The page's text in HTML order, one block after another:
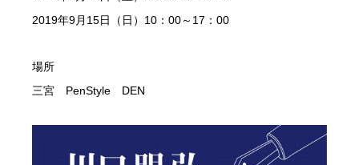
2019年9月15日（日）10：00～17：00
場所
三宮 PenStyle DEN